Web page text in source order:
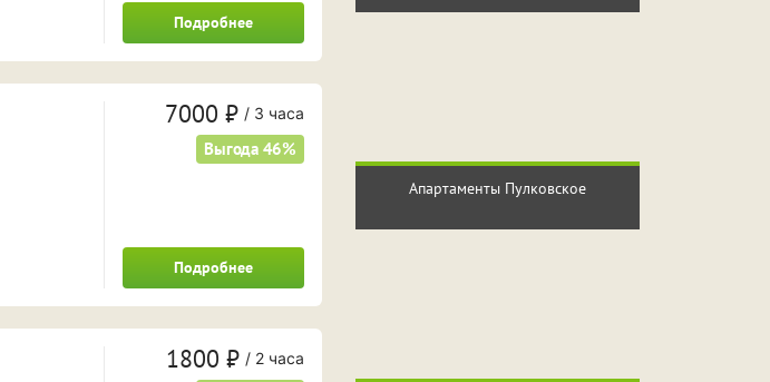
Подробнее
7000 ₽ / 3 часа
Выгода 46%
Подробнее
1800 ₽ / 2 часа
Апартаменты Пулковское